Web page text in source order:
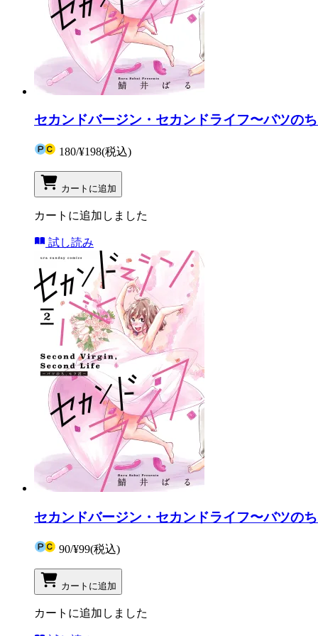
セカンドバージン・セカンドライフ〜バツの
180/¥198(税込)
カートに追加
カートに追加しました
試し読み
セカンドバージン・セカンドライフ〜バツの
90/¥99(税込)
カートに追加
カートに追加しました